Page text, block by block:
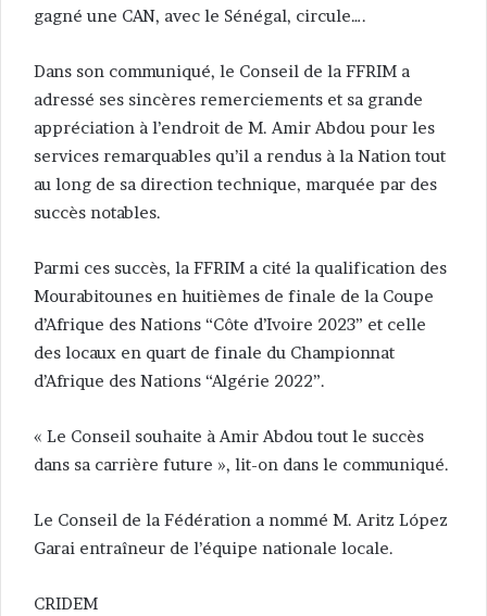
gagné une CAN, avec le Sénégal, circule….
Dans son communiqué, le Conseil de la FFRIM a
adressé ses sincères remerciements et sa grande
appréciation à l’endroit de M. Amir Abdou pour les
services remarquables qu’il a rendus à la Nation tout
au long de sa direction technique, marquée par des
succès notables.
Parmi ces succès, la FFRIM a cité la qualification des
Mourabitounes en huitièmes de finale de la Coupe
d’Afrique des Nations “Côte d’Ivoire 2023” et celle
des locaux en quart de finale du Championnat
d’Afrique des Nations “Algérie 2022”.
« Le Conseil souhaite à Amir Abdou tout le succès
dans sa carrière future », lit-on dans le communiqué.
Le Conseil de la Fédération a nommé M. Aritz López
Garai entraîneur de l’équipe nationale locale.
CRIDEM